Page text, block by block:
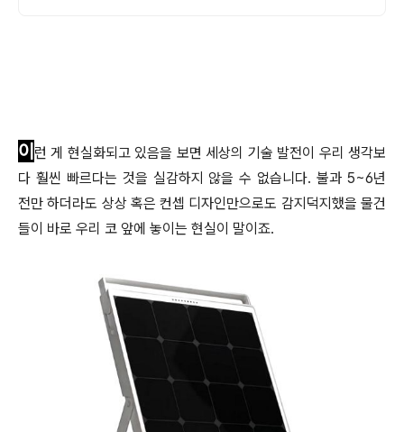
이 런 게 현실화되고 있음을 보면 세상의 기술 발전이 우리 생각보
다 훨씬 빠르다는 것을 실감하지 않을 수 없습니다. 불과 5~6년
전만 하더라도 상상 혹은 컨셉 디자인만으로도 감지덕지했을 물건
들이 바로 우리 코 앞에 놓이는 현실이 말이죠.